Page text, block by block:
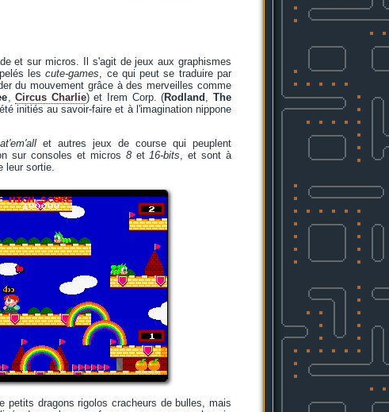
et sur micros. Il s'agit de jeux aux graphismes
lescute-games, ce qui peut se traduire par
du mouvement grâce à des merveilles comme
,Circus Charlie) et Irem Corp. (Rodland ,The
initiés au savoir-faire et à l'imagination nippone
et autres jeux de course qui peuplent
sur consoles et micros 8et16-bits, et sont à
leur sortie.
petits dragons rigolos cracheurs de bulles, mais